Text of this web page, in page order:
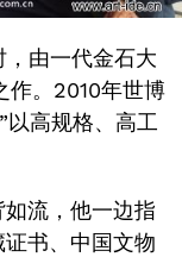
由一代金石大
作。2010年世博
高规格、高工
流，他一边指
书、中国文物